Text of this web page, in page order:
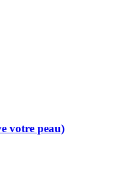
votre peau)